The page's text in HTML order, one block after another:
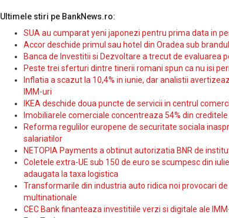
Ultimele stiri pe BankNews.ro:
SUA au cumparat yeni japonezi pentru prima data in
Accor deschide primul sau hotel din Oradea sub
Banca de Investitii si Dezvoltare a trecut de evaluarea
Peste trei sferturi dintre tinerii romani spun ca nu isi
Inflatia a scazut la 10,4% in iunie, dar analistii
IMM-uri
IKEA deschide doua puncte de servicii in centrul
Imobiliarele comerciale concentreaza 54% din
Reforma regulilor europene de securitate sociala
salariatilor
NETOPIA Payments a obtinut autorizatia BNR de
Coletele extra-UE sub 150 de euro se scumpesc din
adaugata la taxa logistica
Transformarile din industria auto ridica noi provocari
multinationale
CEC Bank finanteaza investitiile verzi si digitale ale